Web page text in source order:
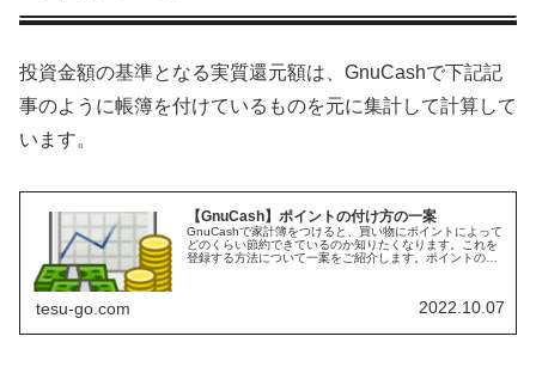
投資金額の基準となる実質還元額は、GnuCashで下記記
事のように帳簿を付けているものを元に集計して計算して
います。
【GnuCash】ポイントの付け方の一案
GnuCashで家計簿をつけると、買い物にポイントによって
どのくらい節約できているのか知りたくなります。これを
登録する方法について一案をご紹介します。ポイントの管
tesu-go.com 2022.10.07